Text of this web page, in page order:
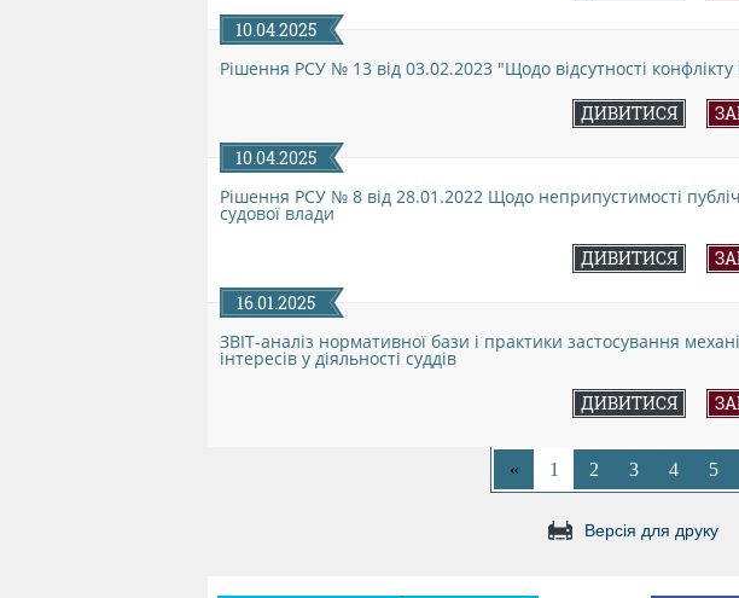
10.04.2025
Рішення РСУ № 13 від 03.02.2023 "Щодо відсутності
ДИВИТИСЯ
10.04.2025
Рішення РСУ № 8 від 28.01.2022 Щодо неприпустимості
судової влади
ДИВИТИСЯ
16.01.2025
ЗВІТ-аналіз нормативної бази і практики застосування
інтересів у діяльності суддів
ДИВИТИСЯ
« 1 2 3 4 5
Версія для друку